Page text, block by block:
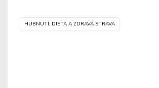
HUBNUTÍ, DIETA A ZDRAVÁ STRAVA